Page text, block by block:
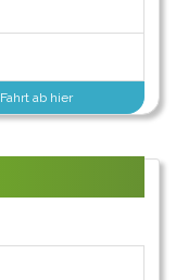
Fahrt ab hier